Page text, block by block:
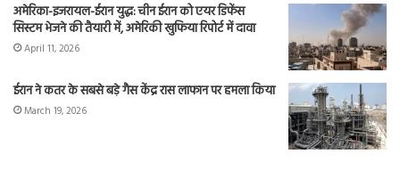
अमेरिका-इजरायल-ईरान युद्ध: चीन ईरान को एयर डिफेंस
सिस्टम भेजने की तैयारी में, अमेरिकी खुफिया रिपोर्ट में दावा
April 11, 2026
ईरान ने कतर के सबसे बड़े गैस केंद्र रास लाफान पर हमला किया
March 19, 2026